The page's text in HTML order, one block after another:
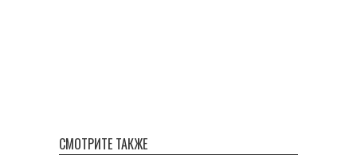
СМОТРИТЕ ТАКЖЕ